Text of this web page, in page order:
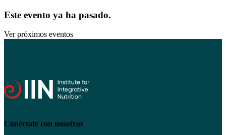
Este evento ya ha pasado.
Ver próximos eventos
Conéctate con nosotros